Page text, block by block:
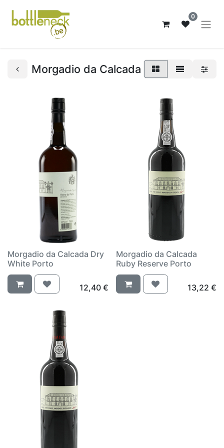
0
Morgadio da Calcada
Morgadio da Calcada Dry
White Porto
12,40€
Morgadio da Calcada
Ruby Reserve Porto
13,22 €